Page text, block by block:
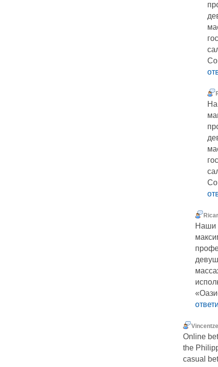
Наши
Online
the
casual